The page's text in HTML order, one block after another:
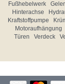
Fußhebelwerk
Hinterachse
Kraftstoffpumpe
Motoraufhängung
Türen
Verdeck